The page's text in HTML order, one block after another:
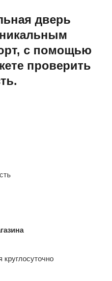
дверь
с помощью
проверить
круглосуточно